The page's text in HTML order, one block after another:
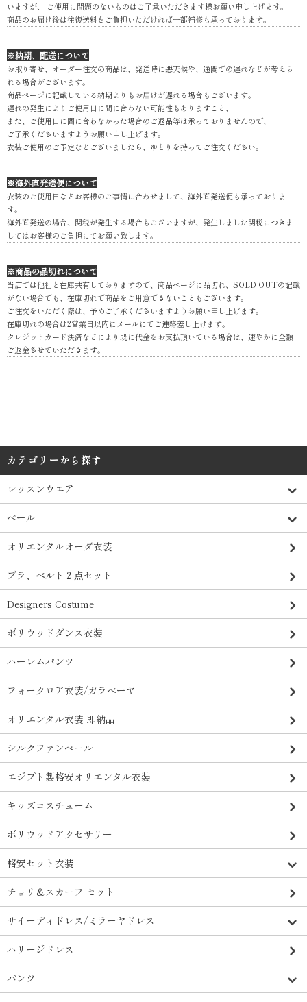
いますが、 ご使用に問題のないものはご了承いただきます様お願い申し上げます。
商品のお届け後は往復送料をご負担いただければ一部補修も承っております。
※納期、配送について
お取り寄せ、オーダー注文の商品は、発送時に悪天候や、通関での遅れなどが考えら
れる場合がございます。
商品ページに記載している納期よりもお届けが遅れる場合もございます。
遅れの発生によりご使用日に間に合わない可能性もありますこと、
また、ご使用日に間に合わなかった場合のご返品等は承っておりませんので、
ご了承くださいますようお願い申し上げます。
衣装ご使用のご予定などございましたら、ゆとりを持ってご注文ください。
※海外直発送便について
衣装のご使用日などお客様のご事情に合わせまして、海外直発送便も承っておりま
す。
海外直発送の場合、関税が発生する場合もございますが、発生しました関税につきま
してはお客様のご負担にてお願い致します。
※商品の品切れについて
当店では他社と在庫共有しておりますので、商品ページに品切れ、SOLD OUTの記載
がない場合でも、在庫切れで商品をご用意できないこともございます。
ご注文をいただく際は、予めご了承くださいますようお願い申し上げます。
在庫切れの場合は2営業日以内にメールにてご連絡差し上げます。
クレジットカード決済などにより既に代金をお支払頂いている場合は、速やかに全額
ご返金させていただきます。
カテゴリーから探す
レッスンウエア
ベール
オリエンタルオーダ衣装
ブラ、ベルト２点セット
Designers Costume
ボリウッドダンス衣装
ハーレムパンツ
フォークロア衣装/ガラベーヤ
オリエンタル衣装 即納品
シルクファンベール
エジプト製格安オリエンタル衣装
キッズコスチューム
ボリウッドアクセサリー
格安セット衣装
チョリ＆スカーフ セット
サイーディドレス/ミラーヤドレス
ハリージドレス
パンツ